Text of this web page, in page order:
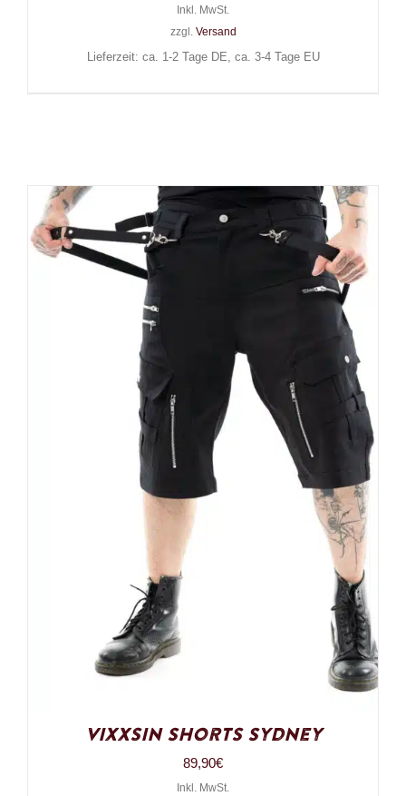
Inkl. MwSt.
zzgl. Versand
Lieferzeit: ca. 1-2 Tage DE, ca. 3-4 Tage EU
Vixxsin Shorts Sydney
89,90€
Inkl. MwSt.